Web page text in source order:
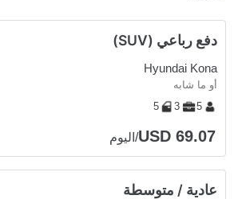
دفع رباعي (SUV)
Hyundai Kona
أو ما شابه
5
3
5
USD 69.07/اليوم
عادية / متوسطة